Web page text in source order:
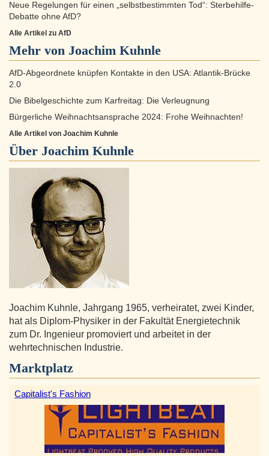
Neue Regelungen für einen „selbstbestimmten Tod“: Sterbehilfe-
Debatte ohne AfD?
Alle Artikel zu AfD
Mehr von Joachim Kuhnle
AfD-Abgeordnete knüpfen Kontakte in den USA: Atlantik-Brücke
2.0
Die Bibelgeschichte zum Karfreitag: Die Verleugnung
Bürgerliche Weihnachtsansprache 2024: Frohe Weihnachten!
Alle Artikel von Joachim Kuhnle
Über Joachim Kuhnle
Joachim Kuhnle, Jahrgang 1965, verheiratet, zwei Kinder,
hat als Diplom-Physiker in der Fakultät Energietechnik
zum Dr. Ingenieur promoviert und arbeitet in der
wehrtechnischen Industrie.
Marktplatz
Capitalist's Fashion